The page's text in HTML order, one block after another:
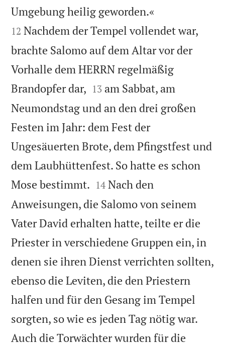
Umgebung heilig geworden.«
12 Nachdem der Tempel vollendet war,
brachte Salomo auf dem Altar vor der
Vorhalle dem HERRN regelmäßig
Brandopfer dar, 

13 am Sabbat, am
Neumondstag und an den drei großen
Festen im Jahr: dem Fest der
Ungesäuerten Brote, dem Pfingstfest und
dem Laubhüttenfest. So hatte es schon
Mose bestimmt. 

14 Nach den
Anweisungen, die Salomo von seinem
Vater David erhalten hatte, teilte er die
Priester in verschiedene Gruppen ein, in
denen sie ihren Dienst verrichten sollten,
ebenso die Leviten, die den Priestern
halfen und für den Gesang im Tempel
sorgten, so wie es jeden Tag nötig war.
Auch die Torwächter wurden für die